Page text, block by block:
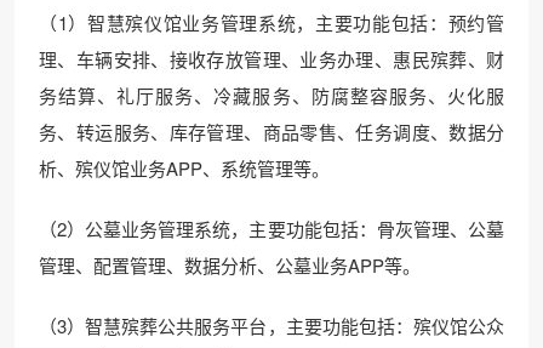
（1）智慧殡仪馆业务管理系统，主要功能包括：预约管
理、车辆安排、接收存放管理、业务办理、惠民殡葬、财
务结算、礼厅服务、冷藏服务、防腐整容服务、火化服
务、转运服务、库存管理、商品零售、任务调度、数据分
析、殡仪馆业务APP、系统管理等。
（2）公墓业务管理系统，主要功能包括：骨灰管理、公墓
管理、配置管理、数据分析、公墓业务APP等。
（3）智慧殡葬公共服务平台，主要功能包括：殡仪馆公众